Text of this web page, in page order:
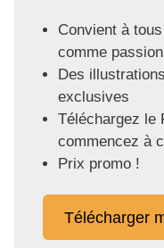
Convient à
comme
Des
exclusives
Téléchargez le
commencez à
Prix promo !
Télécharger